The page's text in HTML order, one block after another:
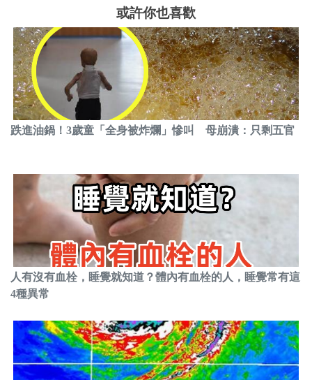
或許你也喜歡
跌進油鍋！3歲童「全身被炸爛」慘叫 母崩潰：只剩五官
人有沒有血栓，睡覺就知道？體內有血栓的人，睡覺常有這
4種異常